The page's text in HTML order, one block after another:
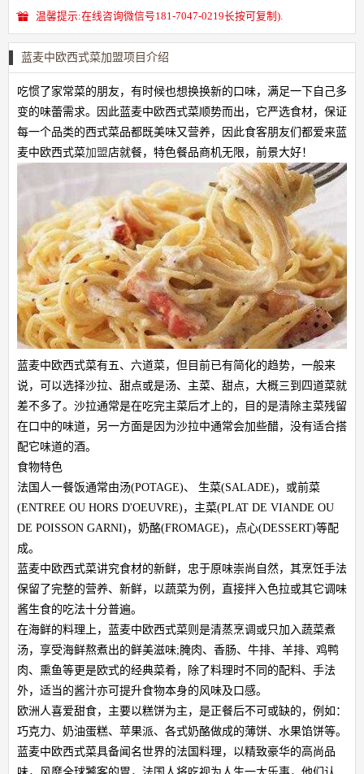
温馨提示:在线咨询微信号181-7047-0219长按可复制).
蓝麦中欧西式菜加盟项目介绍
吃惯了家常菜的朋友，有时候也想换换新的口味，满足一下自己多
变的味蕾需求。因此蓝麦中欧西式菜顺势而出，它严选食材，保证
每一个品类的西式菜品都既美味又营养，因此食客朋友们都爱来蓝
麦中欧西式菜加盟店就餐，特色餐品商机无限，前景大好！
蓝麦中欧西式菜有五、六道菜，但目前已有简化的趋势，一般来
说，可以选择沙拉、甜点或是汤、主菜、甜点，大概三到四道菜就
差不多了。沙拉通常是在吃完主菜后才上的，目的是清除主菜残留
在口中的味道，另一方面是因为沙拉中通常会加些醋，没有适合搭
配它味道的酒。
食物特色
法国人一餐饭通常由汤(POTAGE)、 生菜(SALADE)，或前菜
(ENTREE OU HORS D'OEUVRE)，主菜(PLAT DE VIANDE OU
DE POISSON GARNI)，奶酪(FROMAGE)，点心(DESSERT)等配
成。
蓝麦中欧西式菜讲究食材的新鲜，忠于原味崇尚自然，其烹饪手法
保留了完整的营养、新鲜，以蔬菜为例，直接拌入色拉或其它调味
酱生食的吃法十分普遍。
在海鲜的料理上，蓝麦中欧西式菜则是清蒸烹调或只加入蔬菜煮
汤，享受海鲜熬煮出的鲜美滋味;腌肉、香肠、牛排、羊排、鸡鸭
肉、熏鱼等更是欧式的经典菜肴，除了料理时不同的配料、手法
外，适当的酱汁亦可提升食物本身的风味及口感。
欧洲人喜爱甜食，主要以糕饼为主，是正餐后不可或缺的，例如：
巧克力、奶油蛋糕、苹果派、各式奶酪做成的薄饼、水果馅饼等。
蓝麦中欧西式菜具备闻名世界的法国料理，以精致豪华的高尚品